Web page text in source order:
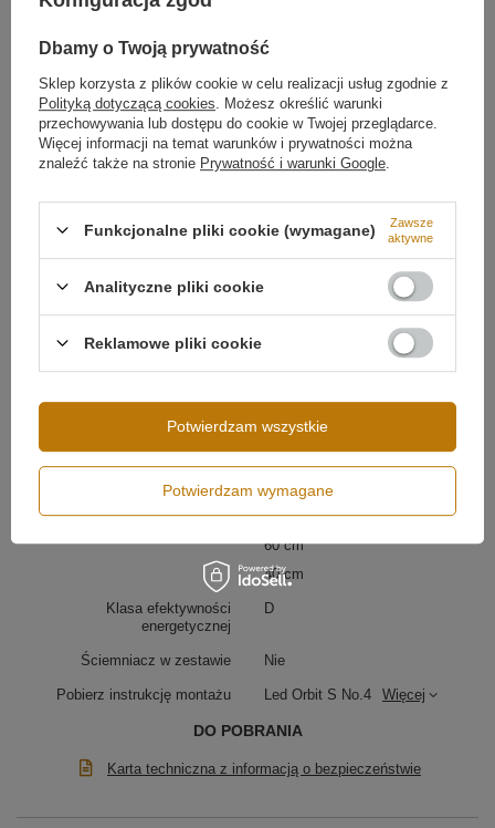
Możliwość ściemniania
Ściemnianie tradycyjne
(ściemniacz ścienny)
Napięcie wejściowe
Strumień świetlny 9400 lm
Klasa szczelności IP20
Średnica profilu
100 cm
80 cm
60 cm
40 cm
Klasa efektywności
energetycznej
D
Ściemniacz w zestawie Nie
Pobierz instrukcję montażu Led Orbit S No.4 Więcej
DO POBRANIA
Karta techniczna z informacją o bezpieczeństwie
Dbamy o Twoją prywatność
Sklep korzysta z plików cookie w celu realizacji usług zgodnie z
Polityką dotyczącą cookies . Możesz określić warunki
przechowywania lub dostępu do cookie w Twojej przeglądarce.
Więcej informacji na temat warunków i prywatności można
znaleźć także na stronie Prywatność i warunki Google
Funkcjonalne pliki cookie (wymagane)
Zawsze
aktywne
Analityczne pliki cookie
Reklamowe pliki cookie
Potwierdzam wymagane
Potwierdzam wszystkie